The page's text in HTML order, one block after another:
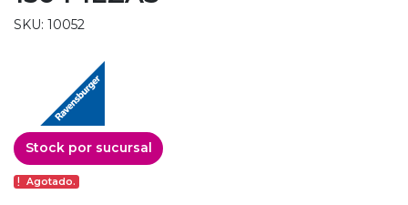
SKU: 10052
Stock por sucursal
Agotado.